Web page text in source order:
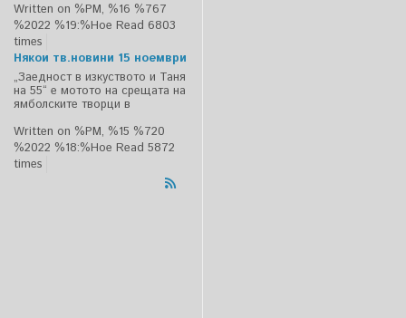
Written on %PM, %16 %767
%2022 %19:%Ное Read 6803
times
Някои тв.новини 15 ноември
„Заедност в изкуството и Таня
на 55“ е мотото на срещата на
ямболските творци в
Written on %PM, %15 %720
%2022 %18:%Ное Read 5872
times